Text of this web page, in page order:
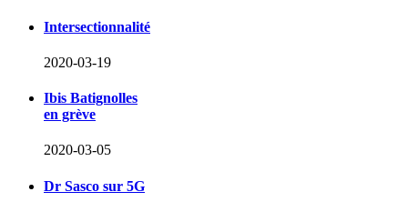
Intersectionnalité
2020-03-19
Ibis Batignolles
en grève
2020-03-05
Dr Sasco sur 5G